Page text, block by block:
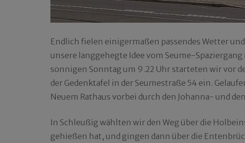
Endlich fielen einigermaßen passendes Wetter
unsere langgehegte Idee vom Seume-
sonnigen Sonntag um 9.22 Uhr starteten wir vor
der Gedenktafel in der Seumestraße 54 ein.
Neuem Rathaus vorbei durch den Johanna- und
In Schleußig wählten wir den Weg über die
gehießen hat, und gingen dann über die